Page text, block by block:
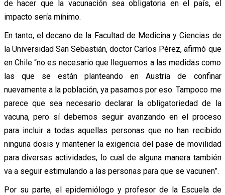
de hacer que la vacunación sea obligatoria en el país, el
impacto sería mínimo.
En tanto, el decano de la Facultad de Medicina y Ciencias de
la Universidad San Sebastián, doctor Carlos Pérez, afirmó que
en Chile “no es necesario que lleguemos a las medidas como
las que se están planteando en Austria de confinar
nuevamente a la población, ya pasamos por eso. Tampoco me
parece que sea necesario declarar la obligatoriedad de la
vacuna, pero sí debemos seguir avanzando en el proceso
para incluir a todas aquellas personas que no han recibido
ninguna dosis y mantener la exigencia del pase de movilidad
para diversas actividades, lo cual de alguna manera también
va a seguir estimulando a las personas para que se vacunen”.
Por su parte, el epidemiólogo y profesor de la Escuela de